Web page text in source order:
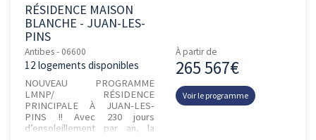
RÉSIDENCE MAISON
BLANCHE - JUAN-LES-
PINS
Antibes - 06600
12 logements disponibles
NOUVEAU PROGRAMME
LMNP/ RÉSIDENCE
PRINCIPALE À JUAN-LES-
PINS !! Avec 230 jours
d’ensoleillement par an, la
À partir de
265 567€
Voir le programme